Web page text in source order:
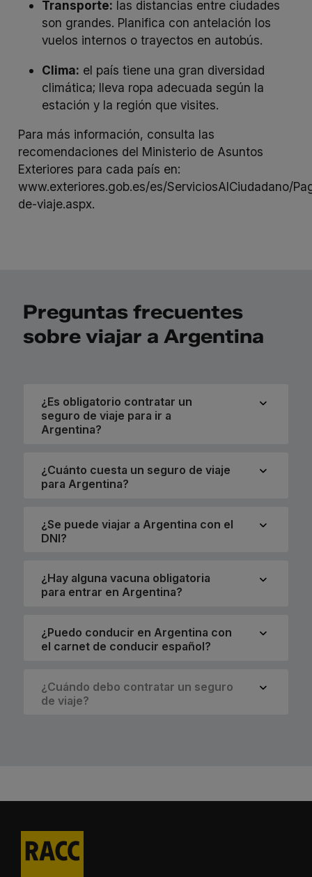
Transporte: las distancias entre ciudades
son grandes. Planifica con antelación los
vuelos internos o trayectos en autobús.
Clima: el país tiene una gran diversidad
climática; lleva ropa adecuada según la
estación y la región que visites.
Para más información, consulta las
recomendaciones del Ministerio de Asuntos
Exteriores para cada país en:
www.exteriores.gob.es/es/ServiciosAlCiudadano/
de-viaje.aspx.
Preguntas frecuentes
sobre viajar a Argentina
¿Es obligatorio contratar un
seguro de viaje para ir a
Argentina?
¿Cuánto cuesta un seguro de viaje
para Argentina?
¿Se puede viajar a Argentina con el
DNI?
¿Hay alguna vacuna obligatoria
para entrar en Argentina?
¿Puedo conducir en Argentina con
el carnet de conducir español?
¿Cuándo debo contratar un seguro
de viaje?